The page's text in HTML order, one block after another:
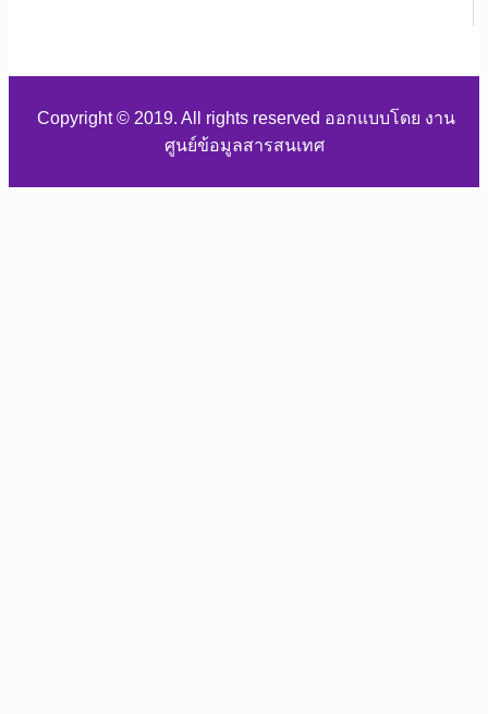
Copyright © 2019. All rights reserved ออกแบบโดย งาน
ศูนย์ข้อมูลสารสนเทศ